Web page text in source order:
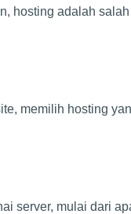
hosting adalah
memilih hosting
server, mulai dari